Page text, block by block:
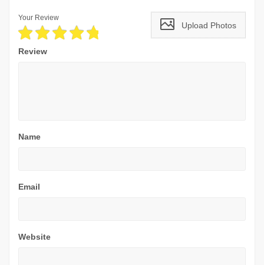
Your Review
Upload Photos
Review
Name
Email
Website